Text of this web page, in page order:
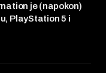
je (napokon)
PlayStation 5 i